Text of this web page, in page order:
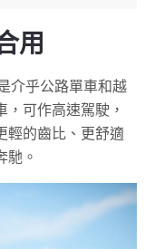
用
介乎公路單車和越
可作高速駕駛，
輕的齒比、更舒適
馳。